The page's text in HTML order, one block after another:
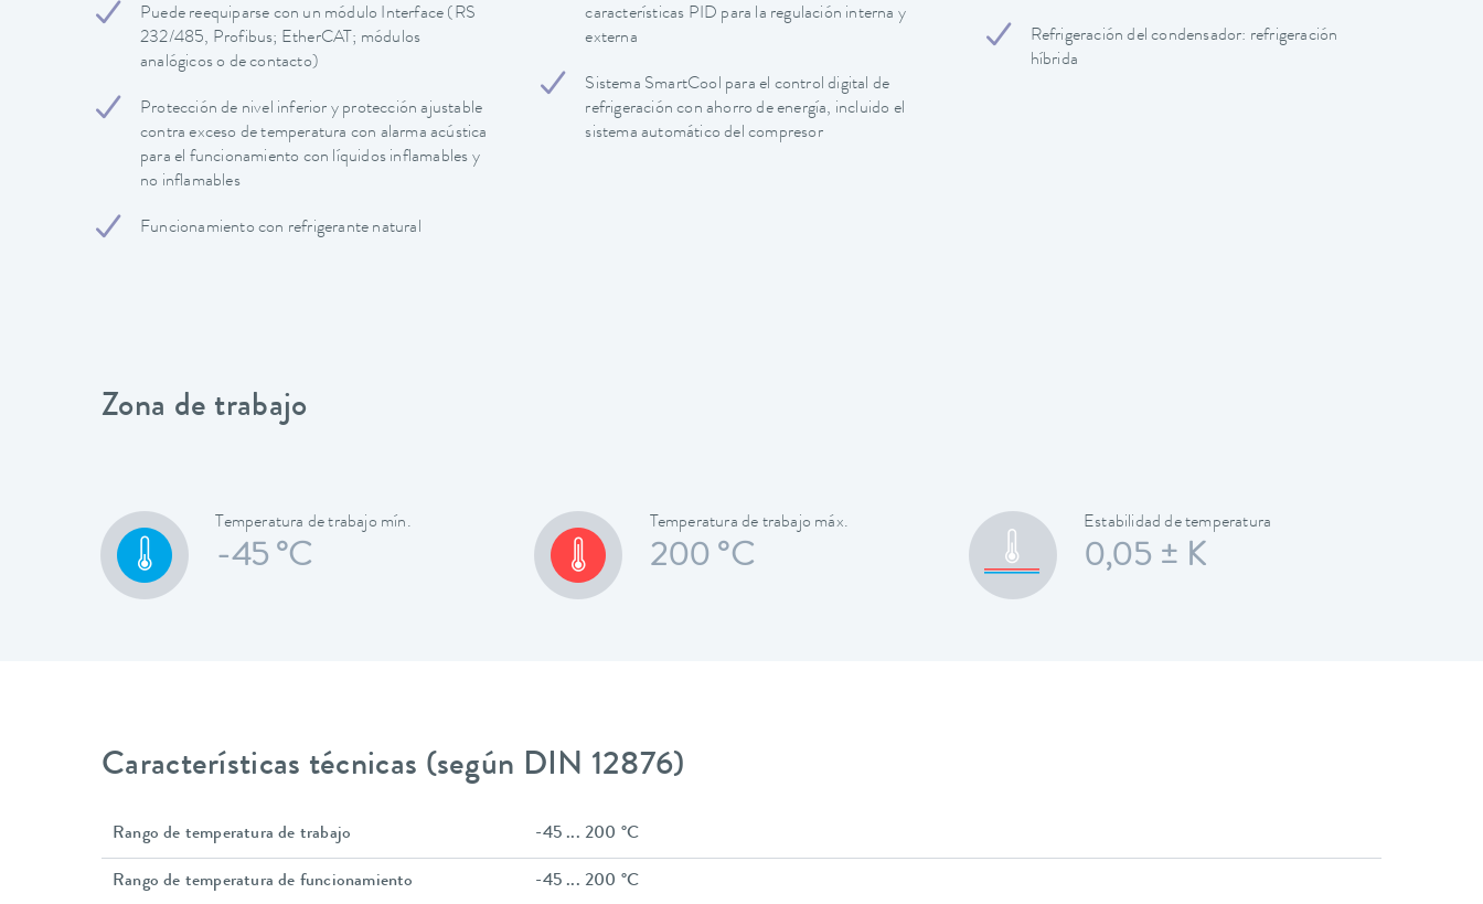
Puede reequiparse con un módulo Interface (RS
232/485, Profibus; EtherCAT; módulos
analógicos o de contacto)
Protección de nivel inferior y protección ajustable
contra exceso de temperatura con alarma acústica
para el funcionamiento con líquidos inflamables y
no inflamables
Funcionamiento con refrigerante natural
características PID para la regulación interna y
externa
Sistema SmartCool para el control digital de
refrigeración con ahorro de energía, incluido el
sistema automático del compresor
Refrigeración del condensador: refrigeración
híbrida
Zona de trabajo
Temperatura de trabajo mín.
-45 °C
Temperatura de trabajo máx.
200 °C
Estabilidad de temperatura
0,05 ± K
Características técnicas (según DIN 12876)
Rango de temperatura de trabajo -45 ... 200 °C
Rango de temperatura de funcionamiento -45 ... 200 °C